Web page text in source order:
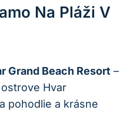
Na Pláži V
Grand Beach Resort –
Hvar
pohodlie a krásne